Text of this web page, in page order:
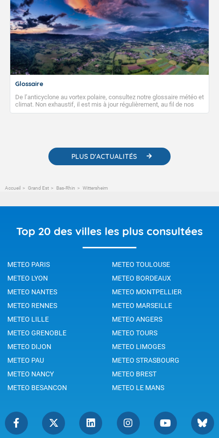
Glossaire
De l’anticyclone au vortex polaire, consultez notre glossaire météo et
climat. Non exhaustif, il est mis à jour régulièrement, au fil de nos
publications. Vous y trouverez également des liens utiles vers nos
PLUS D'ACTUALITÉS
Accueil Grand Est Bas-Rhin Wittersheim
Top 20 des villes les plus consultées
METEO PARIS
METEO TOULOUSE
METEO LYON
METEO BORDEAUX
METEO NANTES
METEO MONTPELLIER
METEO RENNES
METEO MARSEILLE
METEO LILLE
METEO ANGERS
METEO GRENOBLE
METEO TOURS
METEO DIJON
METEO LIMOGES
METEO PAU
METEO STRASBOURG
METEO NANCY
METEO BREST
METEO BESANCON
METEO LE MANS